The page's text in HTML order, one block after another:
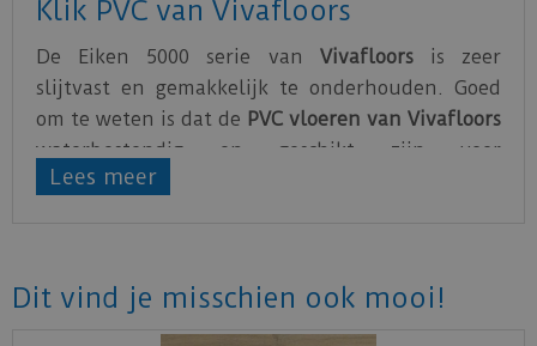
Klik PVC van Vivafloors
De Eiken 5000 serie van Vivafloorsis zeer
slijtvast en gemakkelijk te onderhouden. Goed
om te weten is dat de PVC vloeren van Vivafloors
waterbestendig en geschikt zijn voor
vloerverwarming.
De PVC vloeren van Vivafloors zijn gemaakt van
hoogwaardig PVC. Vivafloors geeft maar liefst 25
Lees meer
Dit vind je misschien ook mooi!